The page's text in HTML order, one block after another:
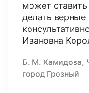
может
делать
Ивановна
Б. М. Хамидова,
город Грозный